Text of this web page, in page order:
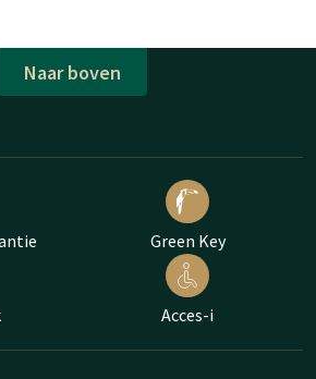
Naar boven
Green Key
Acces-i